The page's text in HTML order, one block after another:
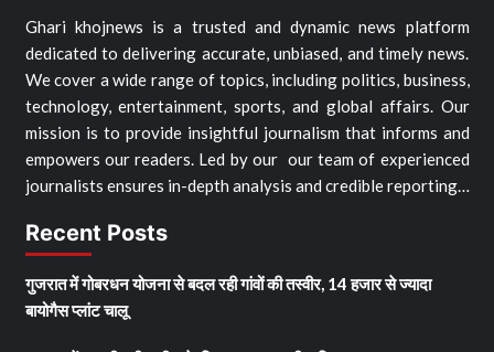
Ghari khojnews is a trusted and dynamic news platform
dedicated to delivering accurate, unbiased, and timely news.
We cover a wide range of topics, including politics, business,
technology, entertainment, sports, and global affairs. Our
mission is to provide insightful journalism that informs and
empowers our readers. Led by our our team of experienced
journalists ensures in-depth analysis and credible reporting…
Recent Posts
गुजरात में गोबरधन योजना से बदल रही गांवों की तस्वीर, 14 हजार से ज्यादा
बायोगैस प्लांट चालू